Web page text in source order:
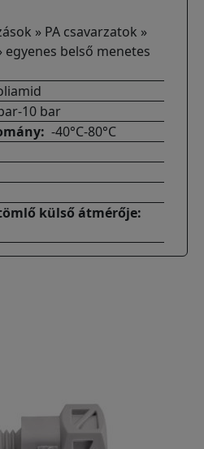
» PA csavarzatok »
egyenes belső menetes
10 bar
-40°C-80°C
külső átmérője